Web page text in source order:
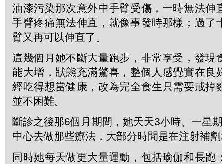
油漆污染那次意外中手臂受傷，一時無法伸
手臂疼痛無法伸直，就像事發時那樣；過了
臂又再可以伸直了。
這幾個月她不斷大量跑步，非常享受，發現
能大增，狀態充滿驚喜，整個人感覺實在良
經吃得想當健康，改為完全食生只需要戒掉
並不困難。
斷診之後那6個月期間，她天天3小時、一星
中心去做那些療法，大部分時間是在注射補
同時她每天做更大量運動，包括瑜伽和長跑